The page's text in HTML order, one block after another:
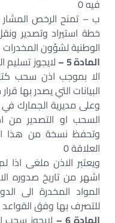
فيه 0
ب – تمنح الرخص
خطة استيراد وتصدير
الوطنية لشؤون
المادة 5 –
لايجوز تسليم
الا بموجب اذن سحب
البيانات التي يصدر بها قرار
وعلى مديرية الجمارك في
السحب او التصدير من
وتحفظ نسخة من هذا
العلاقة 0
ويعتبر الاذن ملغى اذا
اشهر من تاريخ صدوره
المواد المخدرة الى
للتصرف بها وفق القواعد